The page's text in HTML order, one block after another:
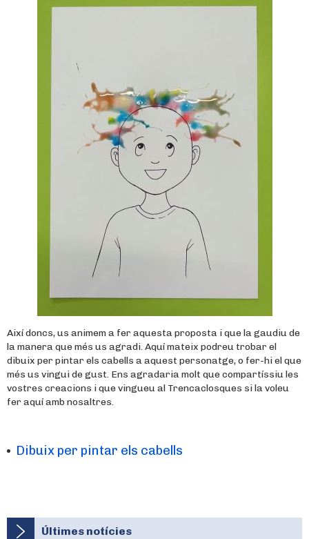
Així doncs, us animem a fer aquesta proposta i que la gaudiu de
la manera que més us agradi. Aquí mateix podreu trobar el
dibuix per pintar els cabells a aquest personatge, o fer-hi el que
més us vingui de gust. Ens agradaria molt que compartíssiu les
vostres creacions i que vingueu al Trencaclosques si la voleu
fer aquí amb nosaltres.
Dibuix per pintar els cabells
Últimes notícies